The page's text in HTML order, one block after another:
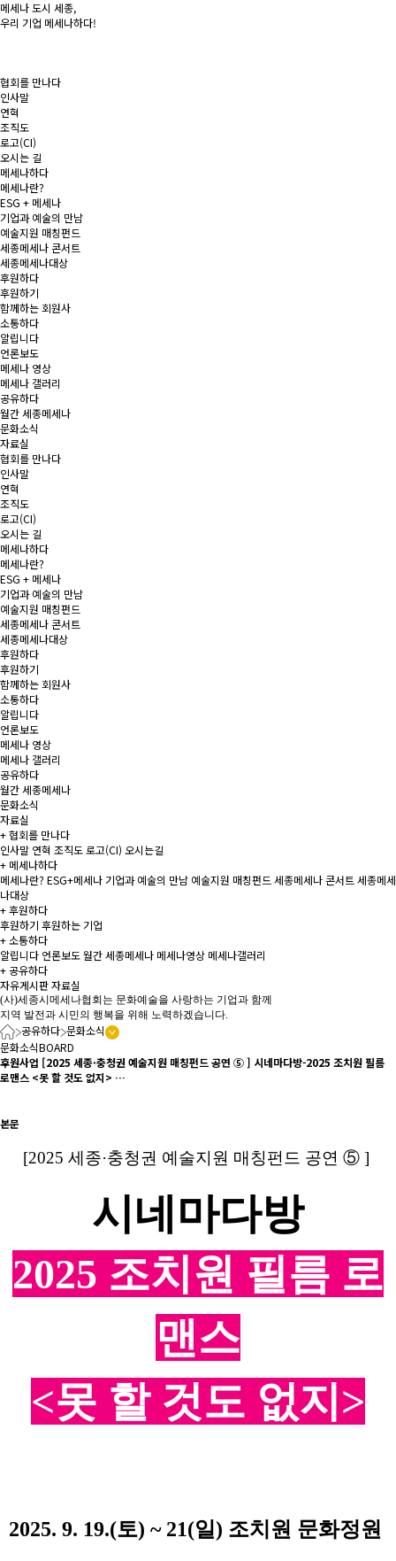
메세나 도시 세종,
우리 기업 메세나하다!
협회를 만나다
인사말
연혁
조직도
로고(CI)
오시는 길
메세나하다
메세나란?
ESG + 메세나
기업과 예술의 만남
예술지원 매칭펀드
세종메세나 콘서트
세종메세나대상
후원하다
후원하기
함께하는 회원사
소통하다
알립니다
언론보도
메세나 영상
메세나 갤러리
공유하다
월간 세종메세나
문화소식
자료실
협회를 만나다
인사말
연혁
조직도
로고(CI)
오시는 길
메세나하다
메세나란?
ESG + 메세나
기업과 예술의 만남
예술지원 매칭펀드
세종메세나 콘서트
세종메세나대상
후원하다
후원하기
함께하는 회원사
소통하다
알립니다
언론보도
메세나 영상
메세나 갤러리
공유하다
월간 세종메세나
문화소식
자료실
+협회를 만나다
인사말 연혁 조직도로고(CI) 오시는길
+ 메세나하다
메세나란? ESG+메세나기업과 예술의 만남 예술지원 매칭펀드 세종메세나 콘서트 세종메세
나대상
+후원하다
후원하기 후원하는 기업
+소통하다
알립니다 언론보도월간 세종메세나 메세나영상 메세나갤러리
+ 공유하다
자유게시판자료실
(사)세종시메세나협회는 문화예술을 사랑하는 기업과 함께
지역 발전과 시민의 행복을 위해 노력하겠습니다.
공유하다 문화소식
문화소식BOARD
후원사업 [2025 세종·충청권 예술지원 매칭펀드 공연 ⑤ ] 시네마다방-2025 조치원 필름
로맨스 <못 할 것도 없지> …
본문
[2025 세종·충청권 예술지원 매칭펀드 공연 ⑤ ]
시네마다방
2025 조치원 필름 로
맨스
<못 할 것도 없지>
2025. 9. 19.(토) ~ 21(일) 조치원 문화정원